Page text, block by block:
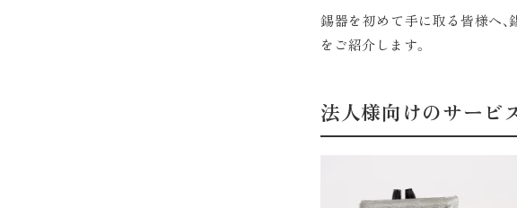
錫器を初めて手に取る皆様へ
をご紹介します。
法人様向けのサービ